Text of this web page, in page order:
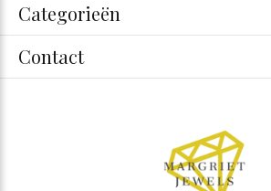
Categorieën
Contact